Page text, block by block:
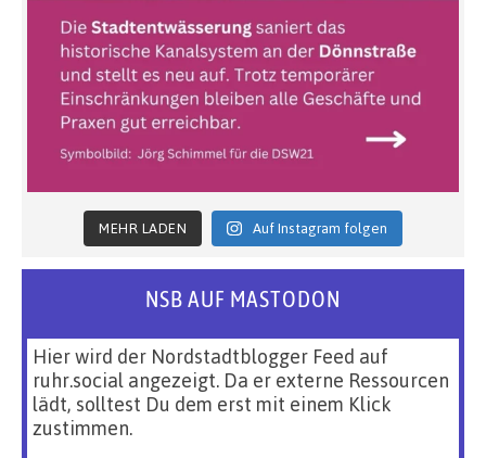
MEHR LADEN Auf Instagram folgen
NSB AUF MASTODON
Hier wird der Nordstadtblogger Feed auf
ruhr.social angezeigt. Da er externe Ressourcen
lädt, solltest Du dem erst mit einem Klick
zustimmen.